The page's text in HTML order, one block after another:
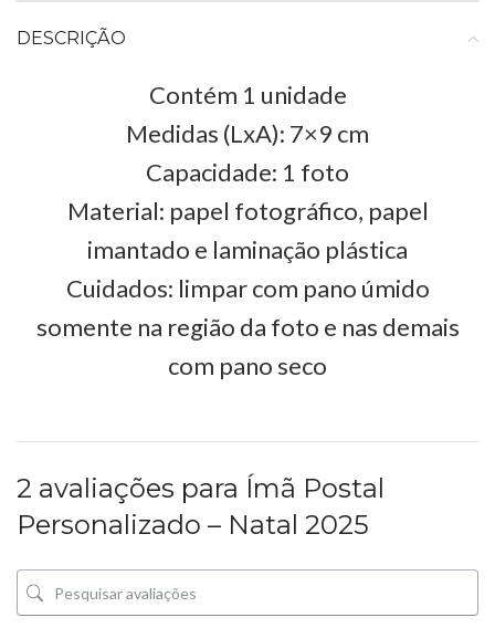
DESCRIÇÃO
Contém 1 unidade
Medidas (LxA): 7×9 cm
Capacidade: 1 foto
Material: papel fotográfico, papel
imantado e laminação plástica
Cuidados: limpar com pano úmido
somente na região da foto e nas demais
com pano seco
2 avaliações para Ímã Postal
Personalizado – Natal 2025